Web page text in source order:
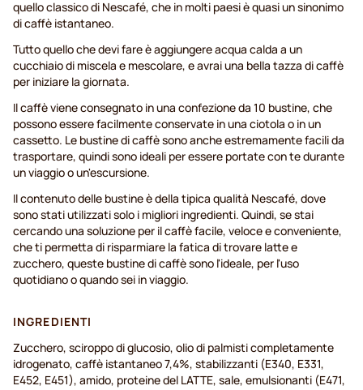
quello classico di Nescafé, che in molti paesi è quasi un sinonimo
di caffè istantaneo.
Tutto quello che devi fare è aggiungere acqua calda a un
cucchiaio di miscela e mescolare, e avrai una bella tazza di caffè
per iniziare la giornata.
Il caffè viene consegnato in una confezione da 10 bustine, che
possono essere facilmente conservate in una ciotola o in un
cassetto. Le bustine di caffè sono anche estremamente facili da
trasportare, quindi sono ideali per essere portate con te durante
un viaggio o un'escursione.
Il contenuto delle bustine è della tipica qualità Nescafé, dove
sono stati utilizzati solo i migliori ingredienti. Quindi, se stai
cercando una soluzione per il caffè facile, veloce e conveniente,
che ti permetta di risparmiare la fatica di trovare latte e
zucchero, queste bustine di caffè sono l'ideale, per l'uso
quotidiano o quando sei in viaggio.
INGREDIENTI
Zucchero, sciroppo di glucosio, olio di palmisti completamente
idrogenato, caffè istantaneo 7,4%, stabilizzanti (E340, E331,
E452, E451), amido, proteine del LATTE, sale, emulsionanti (E471,